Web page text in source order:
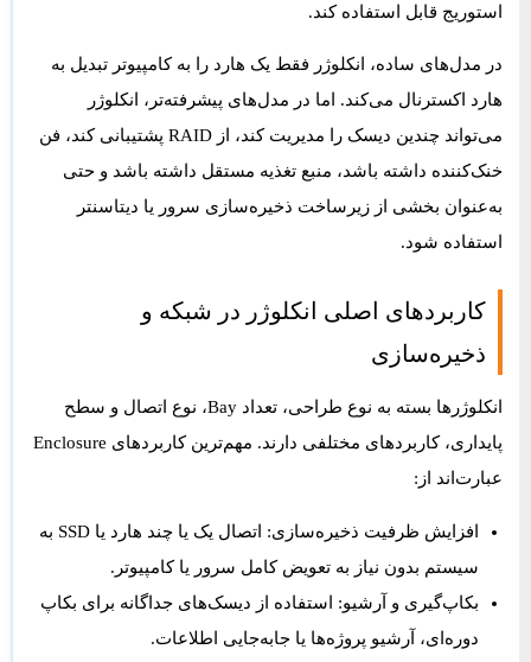
استوریج قابل استفاده کند.
در مدل‌های ساده، انکلوژر فقط یک هارد را به کامپیوتر تبدیل به
هارد اکسترنال می‌کند. اما در مدل‌های پیشرفته‌تر، انکلوژر
می‌تواند چندین دیسک را مدیریت کند، از RAID پشتیبانی کند، فن
خنک‌کننده داشته باشد، منبع تغذیه مستقل داشته باشد و حتی
به‌عنوان بخشی از زیرساخت ذخیره‌سازی سرور یا دیتاسنتر
استفاده شود.
کاربردهای اصلی انکلوژر در شبکه و
ذخیره‌سازی
انکلوژرها بسته به نوع طراحی، تعداد Bay، نوع اتصال و سطح
پایداری، کاربردهای مختلفی دارند. مهم‌ترین کاربردهای Enclosure
عبارت‌اند از:
افزایش ظرفیت ذخیره‌سازی:
اتصال یک یا چند هارد یا SSD به
سیستم بدون نیاز به تعویض کامل سرور یا کامپیوتر.
بکاپ‌گیری و آرشیو: استفاده از دیسک‌های جداگانه برای بکاپ
دوره‌ای، آرشیو پروژه‌ها یا جابه‌جایی اطلاعات.